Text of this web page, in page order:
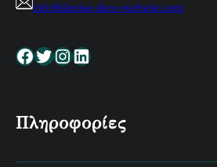
info@denise-deco-website.com
Facebook Twitter InstagramLinkedin
Πληροφορίες